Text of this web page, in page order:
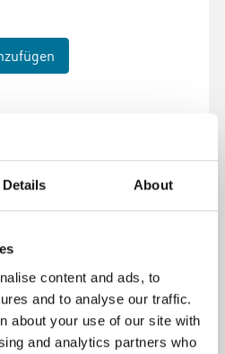
Details About
content and ads, to
and to analyse our traffic.
about your use of our site with
and analytics partners who